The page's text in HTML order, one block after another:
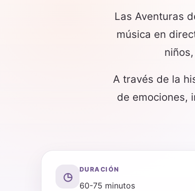
Las Aventuras
música en
A través de la
de emociones,
◷
DURACIÓN
60-75 minutos